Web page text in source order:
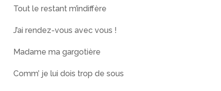
Tout le restant m’indiffère
J’ai rendez-vous avec vous !
Madame ma gargotière
Comm’ je lui dois trop de sous